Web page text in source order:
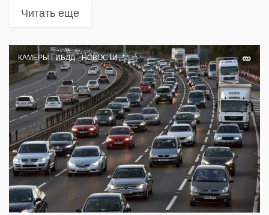
Читать еще
КАМЕРЫ ГИБДД НОВОСТИ